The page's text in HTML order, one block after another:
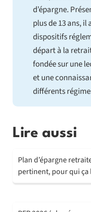
d’épargne.
plus de 13 ans, il
dispositifs
départ à la
fondée sur une
et une
différents
Lire aussi
Plan d’épargne
pertinent, pour qui ça